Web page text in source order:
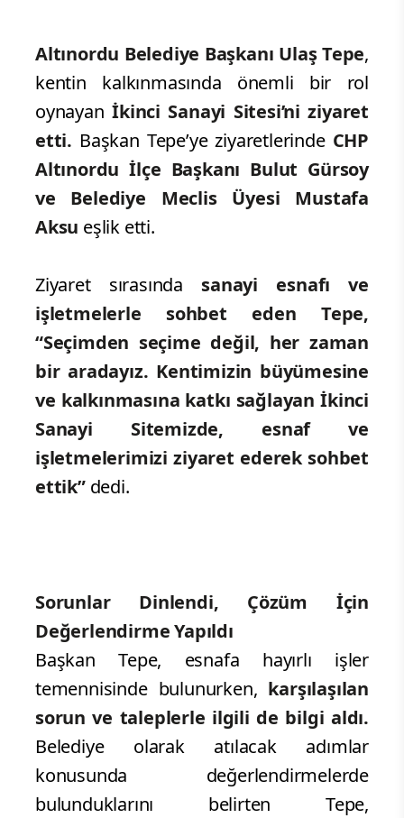
Altınordu Belediye Başkanı Ulaş Tepe,
kentin kalkınmasında önemli bir rol
oynayanİkinci Sanayi Sitesi’ni ziyaret
etti. Başkan Tepe’ye ziyaretlerindeCHP
Altınordu İlçe Başkanı Bulut Gürsoy
ve Belediye Meclis Üyesi Mustafa
Aksu eşlik etti.
Ziyaret sırasında sanayi esnafı ve
işletmelerle sohbet eden Tepe,
“Seçimden seçime değil, her zaman
bir aradayız. Kentimizin büyümesine
ve kalkınmasına katkı sağlayan İkinci
Sanayi Sitemizde, esnaf ve
işletmelerimizi ziyaret ederek sohbet
ettik”dedi.
Sorunlar Dinlendi, Çözüm İçin
Değerlendirme Yapıldı
Başkan Tepe, esnafa hayırlı işler
temennisinde bulunurken, karşılaşılan
sorun ve taleplerle ilgili de bilgi aldı.
Belediye olarak atılacak adımlar
konusunda değerlendirmelerde
bulunduklarını belirten Tepe,